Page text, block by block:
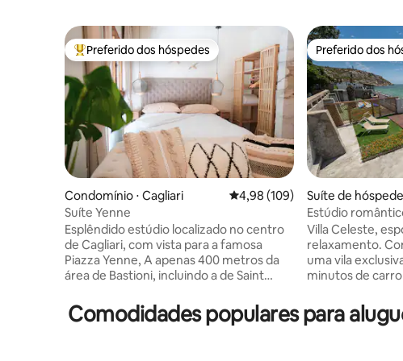
Entre os melhores preferidos dos hóspedes
Preferido dos hóspedes
Condomínio ⋅ Cagliari 4,98 de uma avaliação média
4,98 (109)
Suíte Yenne
Esplêndido estúdio localizado no centro
de Cagliari, com vista para a famosa
Piazza Yenne, A apenas 400 metros da
área de Bastioni, incluindo a de Saint
no coração da vida noturna, repleta de
bares, restaurantes e lojas para quem
Preferido dos
Preferido dos
Suíte de
Estúdio
Sardenha
Villa Celeste,
relaxamento.
uma vila
minutos de
direto à praia de
pelas rochas. As
Comodidades populares para